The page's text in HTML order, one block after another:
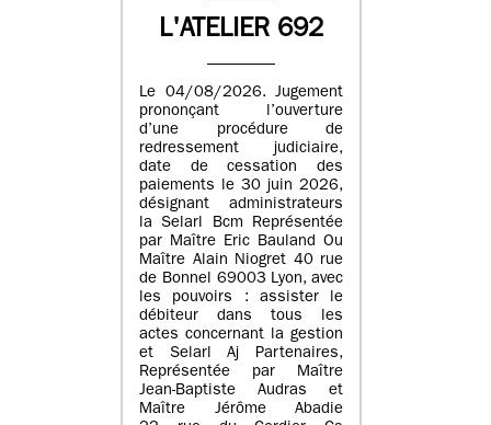
L'ATELIER 692
Le 04/08/2026. Jugement
prononçant l’ouverture
d’une procédure de
redressement judiciaire,
date de cessation des
paiements le 30 juin 2026,
désignant administrateurs
la Selarl Bcm Représentée
par Maître Eric Bauland Ou
Maître Alain Niogret 40 rue
de Bonnel 69003 Lyon, avec
les pouvoirs : assister le
débiteur dans tous les
actes concernant la gestion
et Selarl Aj Partenaires,
Représentée par Maître
Jean-Baptiste Audras et
Maître Jérôme Abadie